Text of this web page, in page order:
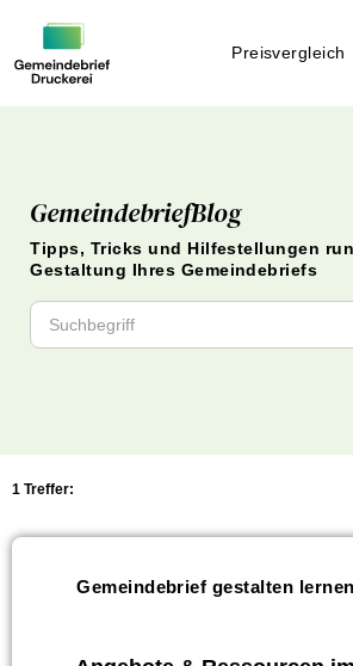
Preisvergleich
GemeindebriefBlog
Tipps, Tricks und Hilfestellungen
Gestaltung Ihres Gemeindebriefs
1 Treffer:
Gemeindebrief gestalten